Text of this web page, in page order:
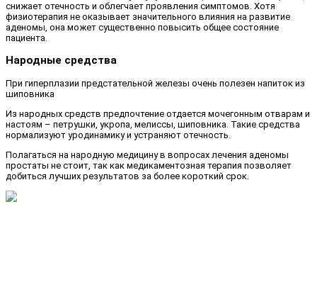
снижает отечность и облегчает проявления симптомов. Хотя
физиотерапия не оказывает значительного влияния на развитие
аденомы, она может существенно повысить общее состояние
пациента.
Народные средства
При гиперплазии предстательной железы очень полезен напиток из
шиповника
Из народных средств предпочтение отдается мочегонным отварам и
настоям – петрушки, укропа, мелиссы, шиповника. Такие средства
нормализуют уродинамику и устраняют отечность.
Полагаться на народную медицину в вопросах лечения аденомы
простаты не стоит, так как медикаментозная терапия позволяет
добиться лучших результатов за более короткий срок.